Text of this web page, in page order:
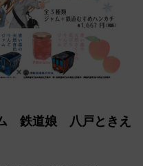
鉄道娘 八戸ときえ